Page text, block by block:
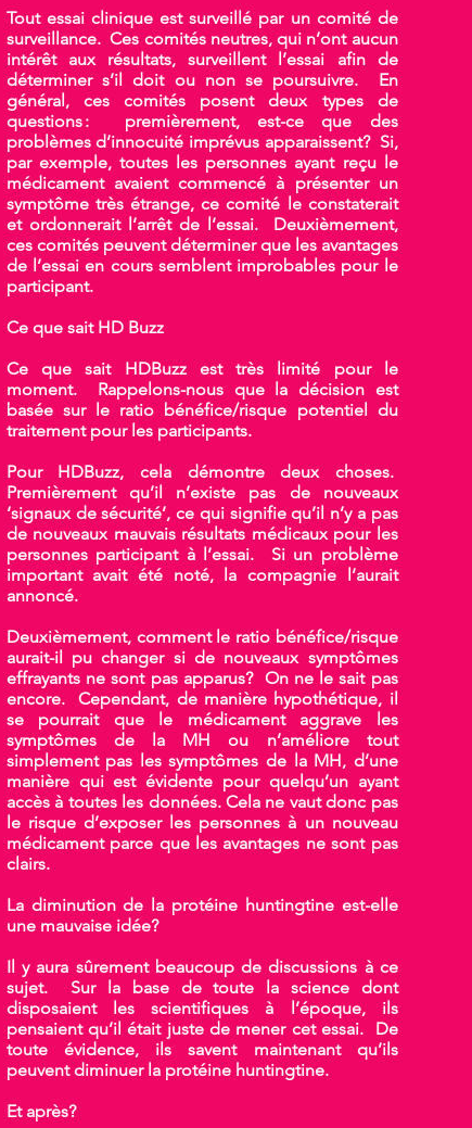
Tout essai clinique est surveillé par un comité de
surveillance. Ces comités neutres, qui n’ont aucun
intérêt aux résultats, surveillent l’essai afin de
déterminer s’il doit ou non se poursuivre. En
général, ces comités posent deux types de
questions : premièrement, est-ce que des
problèmes d’innocuité imprévus apparaissent? Si,
par exemple, toutes les personnes ayant reçu le
médicament avaient commencé à présenter un
symptôme très étrange, ce comité le constaterait
et ordonnerait l’arrêt de l’essai. Deuxièmement,
ces comités peuvent déterminer que les avantages
de l’essai en cours semblent improbables pour le
participant.
Ce que sait HD Buzz
Ce que sait HDBuzz est très limité pour le
moment. Rappelons-nous que la décision est
basée sur le ratio bénéfice/risque potentiel du
traitement pour les participants.
Pour HDBuzz, cela démontre deux choses.
Premièrement qu’il n’existe pas de nouveaux
‘signaux de sécurité’, ce qui signifie qu’il n’y a pas
de nouveaux mauvais résultats médicaux pour les
personnes participant à l’essai. Si un problème
important avait été noté, la compagnie l’aurait
annoncé.
Deuxièmement, comment le ratio bénéfice/risque
aurait-il pu changer si de nouveaux symptômes
effrayants ne sont pas apparus? On ne le sait pas
encore. Cependant, de manière hypothétique, il
se pourrait que le médicament aggrave les
symptômes de la MH ou n’améliore tout
simplement pas les symptômes de la MH, d’une
manière qui est évidente pour quelqu’un ayant
accès à toutes les données. Cela ne vaut donc pas
le risque d’exposer les personnes à un nouveau
médicament parce que les avantages ne sont pas
clairs.
La diminution de la protéine huntingtine est-elle
une mauvaise idée?
Il y aura sûrement beaucoup de discussions à ce
sujet. Sur la base de toute la science dont
disposaient les scientifiques à l’époque, ils
pensaient qu’il était juste de mener cet essai. De
toute évidence, ils savent maintenant qu’ils
peuvent diminuer la protéine huntingtine.
Et après?